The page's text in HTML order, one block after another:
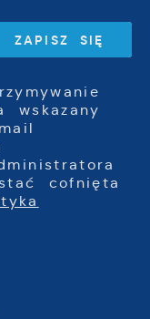
wskazany
cofnięta